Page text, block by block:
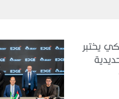
يختبر